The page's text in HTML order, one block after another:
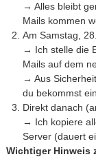
→ Alles bleibt
Mails kommen
Am Samstag,
→ Ich stelle die
Mails auf dem
→ Aus
du bekommst
Direkt danach
→ Ich kopiere
Server (dauert
Wichtiger Hinweis